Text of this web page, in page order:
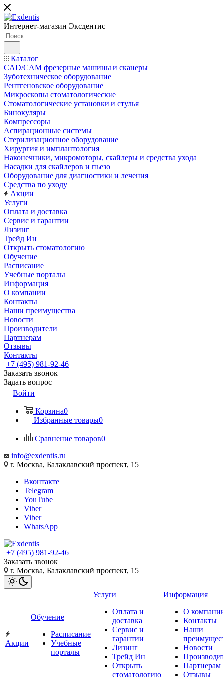
Интернет-магазин Эксдентис
Каталог
CAD/CAM фрезерные машины и сканеры
Зуботехническое оборудование
Рентгеновское оборудование
Микроскопы стоматологические
Стоматологические установки и стулья
Бинокуляры
Компрессоры
Аспирационные системы
Стерилизационное оборудование
Хирургия и имплантология
Наконечники, микромоторы, скайлеры и средства ухода
Насадки для скайлеров и пьезо
Оборудование для диагностики и лечения
Средства по уходу
Акции
Услуги
Оплата и доставка
Сервис и гарантии
Лизинг
Трейд Ин
Открыть стоматологию
Обучение
Расписание
Учебные порталы
Информация
О компании
Контакты
Наши преимущества
Новости
Производители
Партнерам
Отзывы
Контакты
+7 (495) 981-92-46
Заказать звонок
Задать вопрос
Войти
Корзина0
Избранные товары0
Сравнение товаров0
info@exdentis.ru
г. Москва, Балаклавский проспект, 15
Вконтакте
Telegram
YouTube
Viber
Viber
WhatsApp
+7 (495) 981-92-46
Заказать звонок
г. Москва, Балаклавский проспект, 15
Акции
Обучение
Расписание
Учебные
порталы
Услуги
Оплата и
доставка
Сервис и
гарантии
Лизинг
Трейд Ин
Открыть
стоматологию
Информация
О
Контакты
Наши
Новости
Партнерам
Отзывы